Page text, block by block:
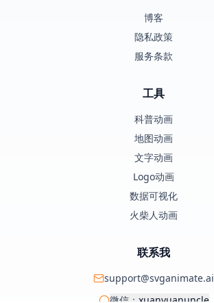
博客
隐私政策
服务条款
工具
科普动画
地图动画
文字动画
Logo动画
数据可视化
火柴人动画
联系我
support@svganimate.ai
微信： xuanyuanuncle